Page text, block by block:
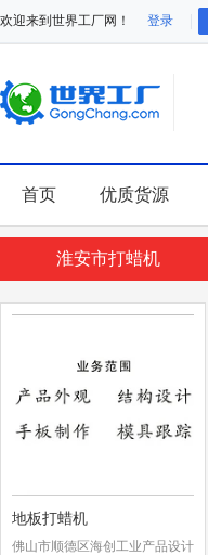
欢迎来到世界工厂网！ 登录
首页 优质货源
淮安市打蜡机
地板打蜡机
佛山市顺德区海创工业产品设计